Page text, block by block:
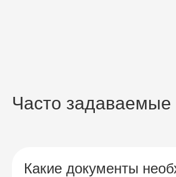
Часто задаваемые
Какие документы